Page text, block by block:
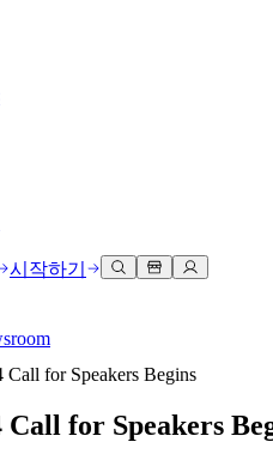
2D 및 3D 게임 제작
협업과 반복 작업을 수행하세
트 빌드 및 검토
제작
지면'의 타겟 고객 매뉴얼 및
슈 트래커
소통
현지 이벤트
마스터
시나요
해 더 빠르게 목표 도달률 달성
시작하기
Call for Speakers Begins
Call for Speakers